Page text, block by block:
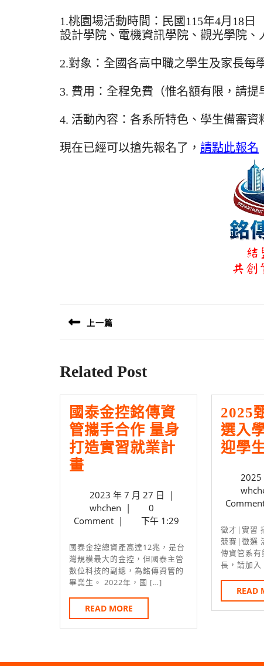
1.桃園場活動時間：民國115年4月18日
設計學院、電機資訊學院、觀光學院
2.對象：全國各高中職之學生及家長每
3. 費用：全程免費（惟名額有限，請提
4. 活動內容：各系所特色、學生備審
現在已經可以搶先報名了， 請點此報名
導
上一篇
Related Post
國泰金控銘傳資
管攜手合作 量身
打造實習就業計
畫
金
控
傳
資
管
攜
手
作
2023 年 7 月 27 日 2023
7
27
日
|
whchenwhchen
|
0
Comment | 下午 1:29
國泰金控總資產高達12兆，是台
灣規模最大的金控，但國泰主管
數位科技的副總，為銘傳資管的
畢業生。 2022年，國 […]
READ MORE
MORE
2025
選入
迎學
2025
徵才|實習 招生|入學 課程|學務
競賽|徵選
傳資管系有
長，請加
READ